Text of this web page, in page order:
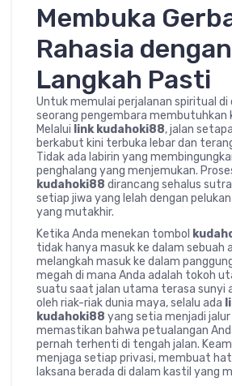
Membuka
Rahasia dengan
Langkah Pasti
Untuk memulai perjalanan spiritual di
seorang pengembara membutuhkan
Melalui link kudahoki88, jalan
berkabut kini terbuka lebar dan
Tidak ada labirin yang
penghalang yang menjemukan.
kudahoki88 dirancang sehalus
setiap jiwa yang lelah dengan
yang mutakhir.
Ketika Anda menekan tombol
tidak hanya masuk ke dalam sebuah
melangkah masuk ke dalam
megah di mana Anda adalah tokoh
suatu saat jalan utama terasa sunyi
oleh riak-riak dunia maya, selalu ada
kudahoki88 yang setia menjadi
memastikan bahwa petualangan
pernah terhenti di tengah jalan.
menjaga setiap privasi, membuat
laksana berada di dalam kastil yang